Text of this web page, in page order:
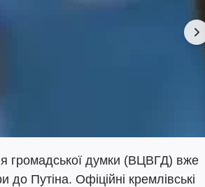
громадської думки (ВЦВГД) вже
до Путіна. Офіційні кремлівські